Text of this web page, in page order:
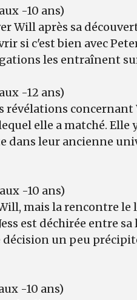
-10 ans)
Will après sa
si c'est bien avec
les entraînent
-12 ans)
révélations concernant
elle a matché.
dans leur ancienne
-10 ans)
mais la rencontre le
est déchirée entre
un peu
-10 ans)